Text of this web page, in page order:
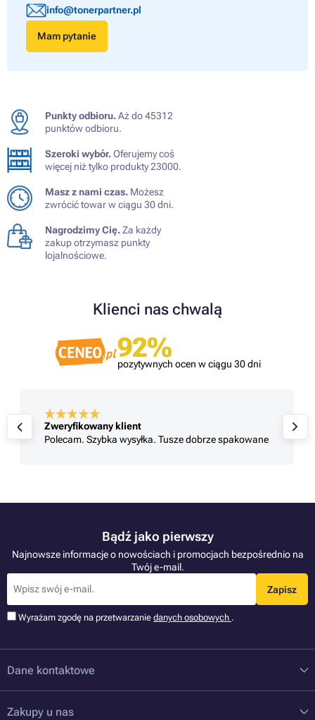
info@tonerpartner.pl
Mam pytanie
Punkty odbioru.Aż do 45312
punktów odbioru.
Szeroki wybór.Oferujemy coś
więcej niż tylko produkty 23000.
Masz z nami czas. Możesz
zwrócić towar w ciągu 30 dni.
Nagrodzimy Cię.Za każdy
zakup otrzymasz punkty
lojalnościowe.
Klienci nas chwalą
92%
pozytywnych ocen w ciągu 30 dni
Zweryfikowany klient
Polecam. Szybka wysyłka. Tusze dobrze spakowane
Bądź jako pierwszy
Najnowsze informacje o nowościach i promocjach bezpośrednio na
Twój e-mail.
Zapisz
Wyrażam zgodę na przetwarzanie danych osobowych .
Dane kontaktowe
Zakupy u nas